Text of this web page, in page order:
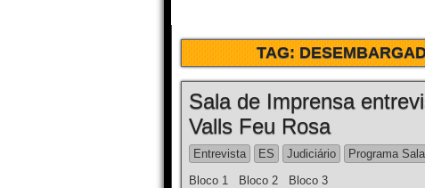
TAG:
Sala de Imprensa
Valls Feu Rosa
Entrevista ES Judiciário Programa
Bloco 1 Bloco 2 Bloco 3